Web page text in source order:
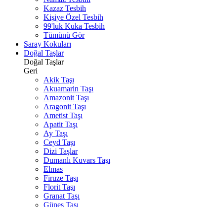
Kazaz Tesbih
Kişiye Özel Tesbih
99'luk Kuka Tesbih
Tümünü Gör
Saray Kokuları
Doğal Taşlar
Doğal Taşlar
Geri
Akik Taşı
Akuamarin Taşı
Amazonit Taşı
Aragonit Taşı
Ametist Taşı
Apatit Taşı
Ay Taşı
Ceyd Taşı
Dizi Taşlar
Dumanlı Kuvars Taşı
Elmas
Firuze Taşı
Florit Taşı
Granat Taşı
Güneş Taşı